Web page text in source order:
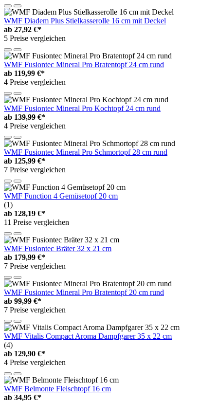
WMF Diadem Plus Stielkasserolle 16 cm mit Deckel
ab 27,92 €*
5 Preise vergleichen
WMF Fusiontec Mineral Pro Bratentopf 24 cm rund
ab 119,99 €*
4 Preise vergleichen
WMF Fusiontec Mineral Pro Kochtopf 24 cm rund
ab 139,99 €*
4 Preise vergleichen
WMF Fusiontec Mineral Pro Schmortopf 28 cm rund
ab 125,99 €*
7 Preise vergleichen
WMF Function 4 Gemüsetopf 20 cm
(1)
ab 128,19 €*
11 Preise vergleichen
WMF Fusiontec Bräter 32 x 21 cm
ab 179,99 €*
7 Preise vergleichen
WMF Fusiontec Mineral Pro Bratentopf 20 cm rund
ab 99,99 €*
7 Preise vergleichen
WMF Vitalis Compact Aroma Dampfgarer 35 x 22 cm
(4)
ab 129,90 €*
4 Preise vergleichen
WMF Belmonte Fleischtopf 16 cm
ab 34,95 €*